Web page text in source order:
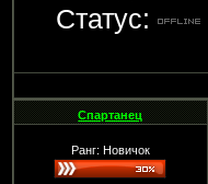
Статус:
Спартанец
Ранг: Новичок